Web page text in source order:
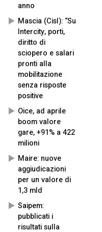
anno
Mascia (Cisl): “Su
Intercity, porti,
diritto di
sciopero e salari
pronti alla
mobilitazione
senza risposte
positive
Oice, ad aprile
boom valore
gare, +91% a 422
milioni
Maire: nuove
aggiudicazioni
per un valore di
1,3 mld
Saipem:
pubblicati i
risultati sulla